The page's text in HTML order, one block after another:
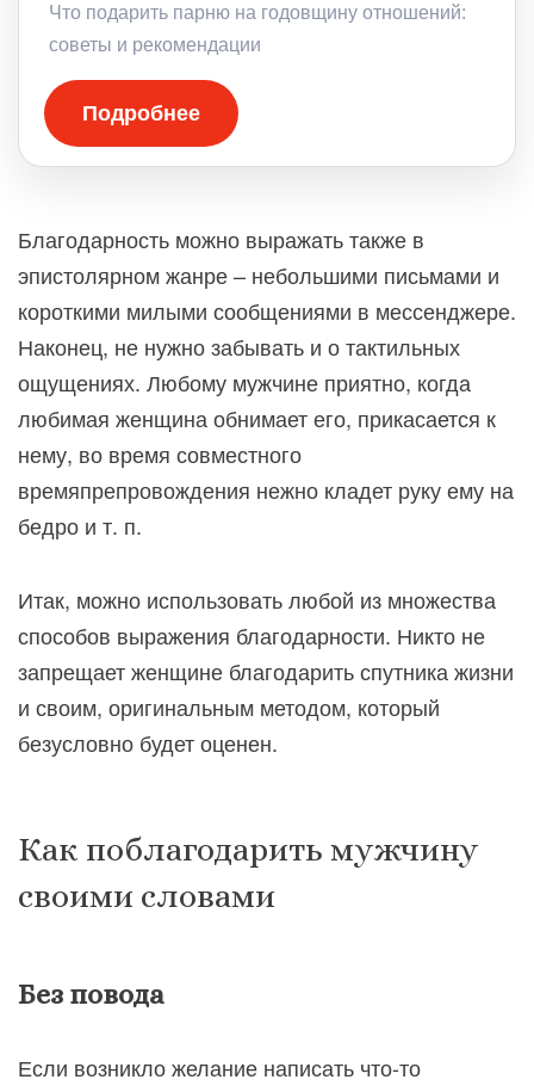
Что подарить парню на годовщину отношений:
советы и рекомендации
Подробнее
Благодарность можно выражать также в
эпистолярном жанре – небольшими письмами и
короткими милыми сообщениями в мессенджере.
Наконец, не нужно забывать и о тактильных
ощущениях. Любому мужчине приятно, когда
любимая женщина обнимает его, прикасается к
нему, во время совместного
времяпрепровождения нежно кладет руку ему на
бедро и т. п.
Итак, можно использовать любой из множества
способов выражения благодарности. Никто не
запрещает женщине благодарить спутника жизни
и своим, оригинальным методом, который
безусловно будет оценен.
Как поблагодарить мужчину
своими словами
Без повода
Если возникло желание написать что-то